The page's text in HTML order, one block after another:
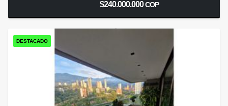
$240.000.000COP
DESTACADO